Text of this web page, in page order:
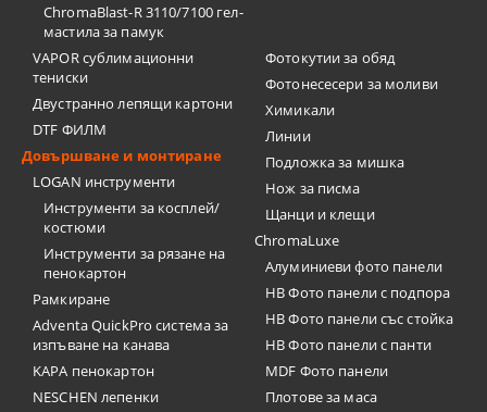
ChromaBlast-R 3110/7100 гел-
мастила за памук
VAPOR сублимационни
тениски
Двустранно лепящи картони
DTF ФИЛМ
Довършване и монтиране
LOGAN инструменти
Инструменти за косплей/
костюми
Инструменти за рязане на
пенокартон
Рамкиране
Adventa QuickPro система за
изпъване на канава
KAPA пенокартон
NESCHEN лепенки
Фотокутии за обяд
Фотонесесери за моливи
Химикали
Линии
Подложка за мишка
Нож за писма
Щанци и клещи
ChromaLuxe
Алуминиеви фото панели
HB Фото панели с подпора
HB Фото панели със стойка
HB Фото панели с панти
MDF Фото панели
Плотове за маса